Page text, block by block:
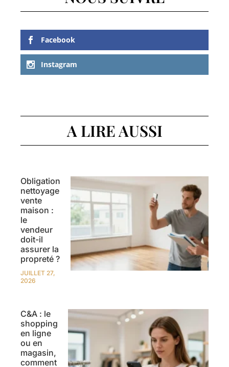
Facebook
Instagram
A LIRE AUSSI
Obligation
nettoyage
vente
maison :
le
vendeur
doit-il
assurer la
propreté ?
JUILLET 27,
2026
C&A : le
shopping
en ligne
ou en
magasin,
comment